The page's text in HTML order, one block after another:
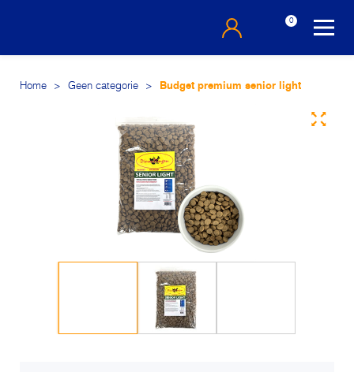
0
Home > Geen categorie > Budget premium senior light